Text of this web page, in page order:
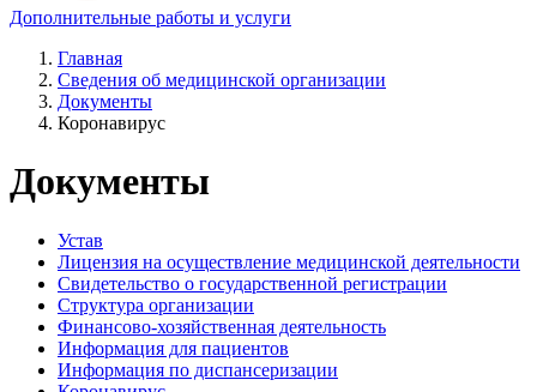
Дополнительные работы и услуги
Главная
Сведения об медицинской организации
Документы
Коронавирус
Документы
Устав
Лицензия на осуществление медицинской деятельности
Свидетельство о государственной регистрации
Структура организации
Финансово-хозяйственная деятельность
Информация для пациентов
Информация по диспансеризации